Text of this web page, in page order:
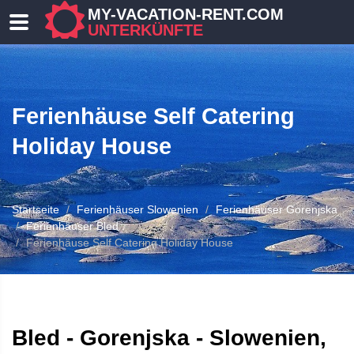
MY-VACATION-RENT.COM
UNTERKÜNFTE
Ferienhäuse Self Catering
Holiday House
Startseite Ferienhäuser Slowenien
Ferienhäuser Gorenjska
Ferienhäuser Bled
Ferienhäuse Self Catering Holiday House
Bled - Gorenjska - Slowenien,